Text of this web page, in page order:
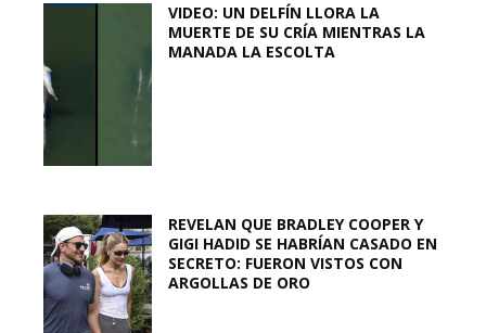
VIDEO: UN DELFÍN LLORA LA
MUERTE DE SU CRÍA MIENTRAS LA
MANADA LA ESCOLTA
REVELAN QUE BRADLEY COOPER Y
GIGI HADID SE HABRÍAN CASADO EN
SECRETO: FUERON VISTOS CON
ARGOLLAS DE ORO